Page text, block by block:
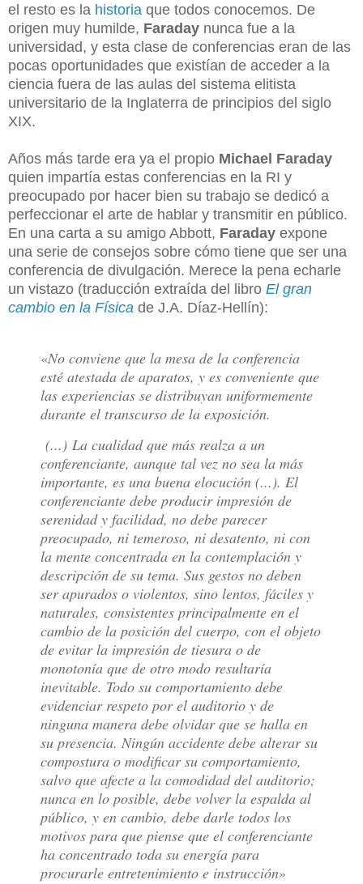
el resto es la historia que todos conocemos. De
origen muy humilde, Faraday nunca fue a la
universidad, y esta clase de conferencias eran de las
pocas oportunidades que existían de acceder a la
ciencia fuera de las aulas del sistema elitista
universitario de la Inglaterra de principios del siglo
XIX.
Años más tarde era ya el propio Michael Faraday
quien impartía estas conferencias en la RI y
preocupado por hacer bien su trabajo se dedicó a
perfeccionar el arte de hablar y transmitir en público.
En una carta a su amigo Abbott, Faraday expone
una serie de consejos sobre cómo tiene que ser una
conferencia de divulgación. Merece la pena echarle
un vistazo (traducción extraída del libro El gran
cambio en la Física de J.A. Díaz-Hellín):
«No conviene que la mesa de la conferencia
esté atestada de aparatos, y es conveniente que
las experiencias se distribuyan uniformemente
durante el transcurso de la exposición.
(...) La cualidad que más realza a un
conferenciante, aunque tal vez no sea la más
importante, es una buena elocución (...). El
conferenciante debe producir impresión de
serenidad y facilidad, no debe parecer
preocupado, ni temeroso, ni desatento, ni con
la mente concentrada en la contemplación y
descripción de su tema. Sus gestos no deben
ser apurados o violentos, sino lentos, fáciles y
naturales, consistentes principalmente en el
cambio de la posición del cuerpo, con el objeto
de evitar la impresión de tiesura o de
monotonía que de otro modo resultaría
inevitable. Todo su comportamiento debe
evidenciar respeto por el auditorio y de
ninguna manera debe olvidar que se halla en
su presencia. Ningún accidente debe alterar su
compostura o modificar su comportamiento,
salvo que afecte a la comodidad del auditorio;
nunca en lo posible, debe volver la espalda al
público, y en cambio, debe darle todos los
motivos para que piense que el conferenciante
ha concentrado toda su energía para
procurarle entretenimiento e instrucción»